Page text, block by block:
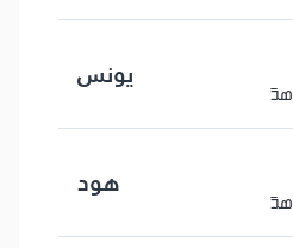
یونس
هود